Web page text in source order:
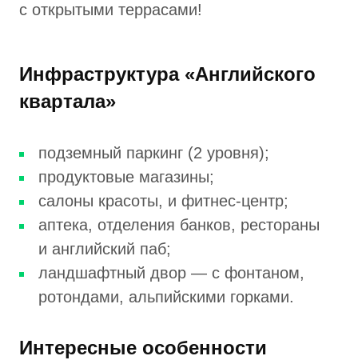
с открытыми террасами!
Инфраструктура «Английского
квартала»
подземный паркинг (2 уровня);
продуктовые магазины;
салоны красоты, и фитнес-центр;
аптека, отделения банков, рестораны
и английский паб;
ландшафтный двор — с фонтаном,
ротондами, альпийскими горками.
Интересные особенности